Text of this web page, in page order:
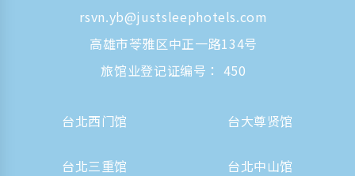
rsvn.yb@justsleephotels.com
高雄市苓雅区中正一路134号
旅馆业登记证编号： 450
台北西门馆 台大尊贤馆
台北三重馆 台北中山馆